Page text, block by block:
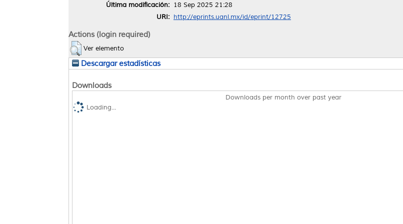
Última modificación: 18 Sep 2025 21:28
URI: http://eprints.uanl.mx/id/eprint/12725
Actions (login required)
Ver elemento
Descargar estadísticas
Downloads
Downloads per month over past year
Loading...